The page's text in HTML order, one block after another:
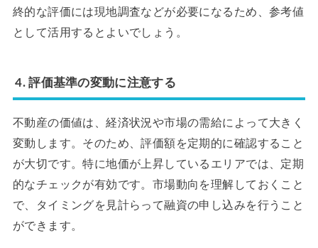
終的な評価には現地調査などが必要になるため、参考値
として活用するとよいでしょう。
4. 評価基準の変動に注意する
不動産の価値は、経済状況や市場の需給によって大きく
変動します。そのため、評価額を定期的に確認すること
が大切です。特に地価が上昇しているエリアでは、定期
的なチェックが有効です。市場動向を理解しておくこと
で、タイミングを見計らって融資の申し込みを行うこと
ができます。